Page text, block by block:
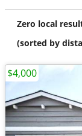
Zero local
(sorted by
$4,000